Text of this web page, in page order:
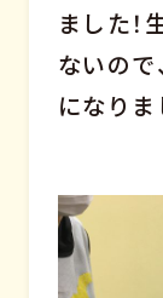
ました
ないので
になりま